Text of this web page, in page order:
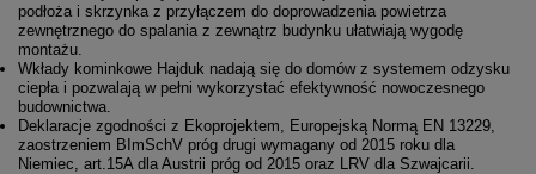
podłoża i skrzynka z przyłączem do doprowadzenia powietrza
zewnętrznego do spalania z zewnątrz budynku ułatwiają wygodę
montażu.
Wkłady kominkowe Hajduk nadają się do domów z systemem odzysku
ciepła i pozwalają w pełni wykorzystać efektywność nowoczesnego
budownictwa.
Deklaracje zgodności z Ekoprojektem, Europejską Normą EN 13229,
zaostrzeniem BImSchV próg drugi wymagany od 2015 roku dla
Niemiec, art.15A dla Austrii próg od 2015 oraz LRV dla Szwajcarii.